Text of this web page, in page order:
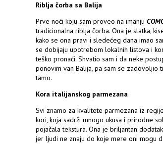
Riblja čorba sa Balija
Prve noći koju sam proveo na imanju
tradicionalna riblja čorba. Ona je slatka,
kako se ona pravi i sledećeg dana imao
se dobijaju upotrebom lokalnih listova i
teško pronaći. Shvatio sam i da neke
ponovim van Balija, pa sam se
tamo.
Kora italijanskog parmezana
Svi znamo za kvalitete parmezana iz
kori, koja sadrži mnogo ukusa i prirodne
pojačala tekstura. Ona je briljantan
jer ljudi ne znaju do koje mere oni mogu